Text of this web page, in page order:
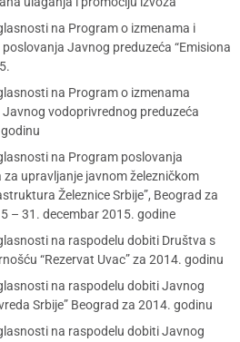
na Program o izmenama i
Javnog preduzeća “Emisiona
na Program o izmenama
vodoprivrednog preduzeća
na Program poslovanja
upravljanje javnom železničkom
Železnice Srbije”, Beograd za
– 31. decembar 2015. godine
na raspodelu dobiti Društva s
“Rezervat Uvac” za 2014. godinu
na raspodelu dobiti Javnog
Srbije” Beograd za 2014. godinu
na raspodelu dobiti Javnog